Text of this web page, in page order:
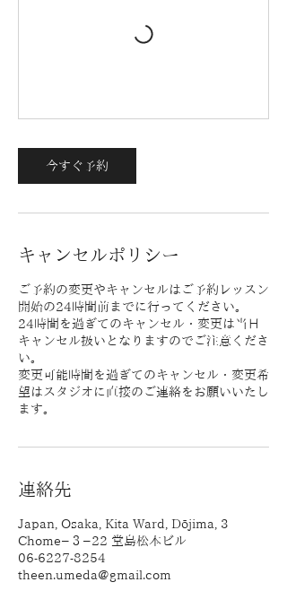
今すぐ予約
キャンセルポリシー
ご予約の変更やキャンセルはご予約レッスン
開始の24時間前までに行ってください。
24時間を過ぎてのキャンセル・変更は当日
キャンセル扱いとなりますのでご注意くださ
い。
変更可能時間を過ぎてのキャンセル・変更希
望はスタジオに直接のご連絡をお願いいたし
ます。
連絡先
Japan, Osaka, Kita Ward, Dōjima, 3
Chome−３−22 堂島松本ビル
06-6227-8254
theen.umeda@gmail.com